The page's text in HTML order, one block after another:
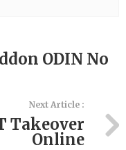
ODIN No
Next Article :
Takeover
Online